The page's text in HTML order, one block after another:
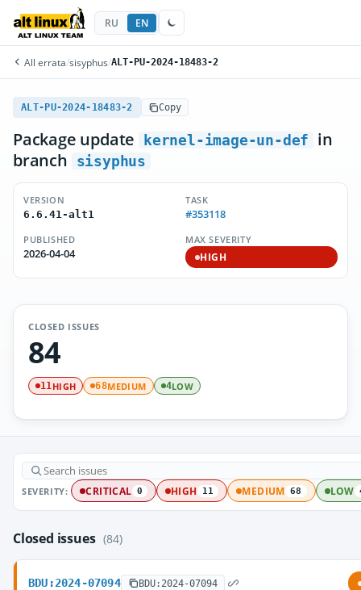
RU EN
All errata/sisyphus/ALT-PU-2024-18483-2
ALT-PU-2024-18483-2 Copy
Package update kernel-image-un-def
in
branch
sisyphus
VERSION
6.6.41-alt1
TASK
#353118
PUBLISHED
2026-04-04
MAX SEVERITY
HIGH
CLOSED ISSUES
84
11HIGH 68MEDIUM 4LOW
SEVERITY: CRITICAL 0 HIGH 11 MEDIUM 68 LOW
Closed issues (84)
BDU:2024-07094 BDU:2024-07094